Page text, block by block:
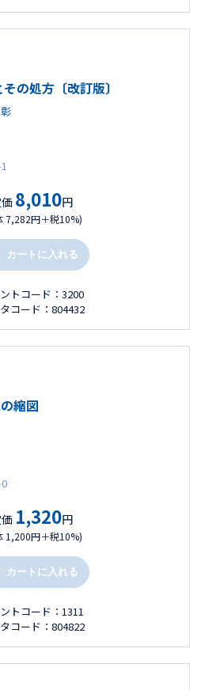
の処方〔改訂版〕
8,010円
7,282円＋税10%)
カートに入れる
トコード：3200
コード：804432
縮図
1,320円
1,200円＋税10%)
カートに入れる
トコード：1311
コード：804822